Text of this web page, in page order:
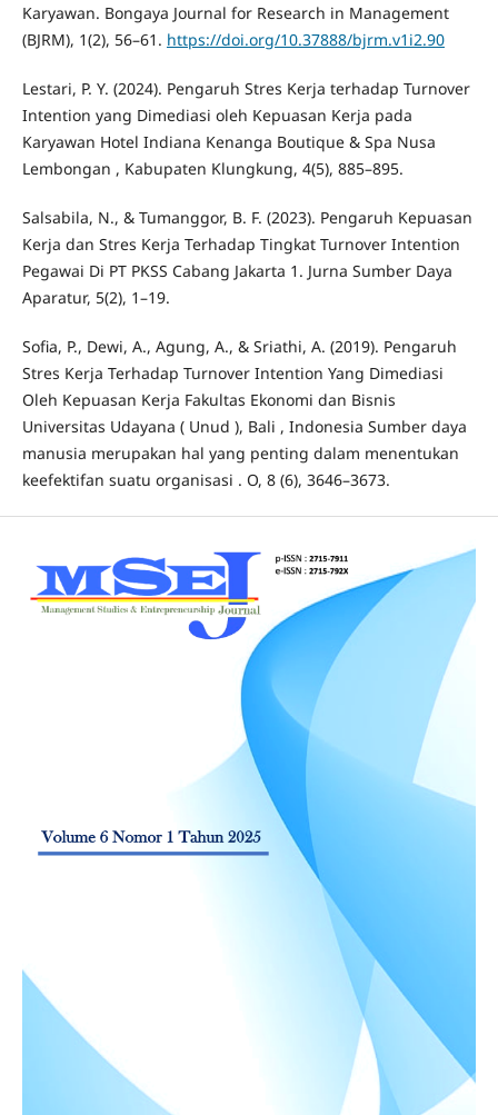
Karyawan. Bongaya Journal for Research in Management
(BJRM), 1(2), 56–61. https://doi.org/10.37888/bjrm.v1i2.90
Lestari, P. Y. (2024). Pengaruh Stres Kerja terhadap Turnover
Intention yang Dimediasi oleh Kepuasan Kerja pada
Karyawan Hotel Indiana Kenanga Boutique & Spa Nusa
Lembongan , Kabupaten Klungkung, 4(5), 885–895.
Salsabila, N., & Tumanggor, B. F. (2023). Pengaruh Kepuasan
Kerja dan Stres Kerja Terhadap Tingkat Turnover Intention
Pegawai Di PT PKSS Cabang Jakarta 1. Jurna Sumber Daya
Aparatur, 5(2), 1–19.
Sofia, P., Dewi, A., Agung, A., & Sriathi, A. (2019). Pengaruh
Stres Kerja Terhadap Turnover Intention Yang Dimediasi
Oleh Kepuasan Kerja Fakultas Ekonomi dan Bisnis
Universitas Udayana ( Unud ), Bali , Indonesia Sumber daya
manusia merupakan hal yang penting dalam menentukan
keefektifan suatu organisasi . O, 8 (6), 3646–3673.